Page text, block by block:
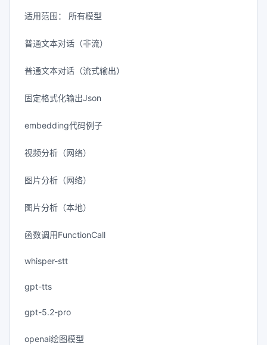
适用范围： 所有模型
普通文本对话（非流）
普通文本对话（流式输出）
固定格式化输出Json
embedding代码例子
视频分析（网络）
图片分析（网络）
图片分析（本地）
函数调用FunctionCall
whisper-stt
gpt-tts
gpt-5.2-pro
openai绘图模型